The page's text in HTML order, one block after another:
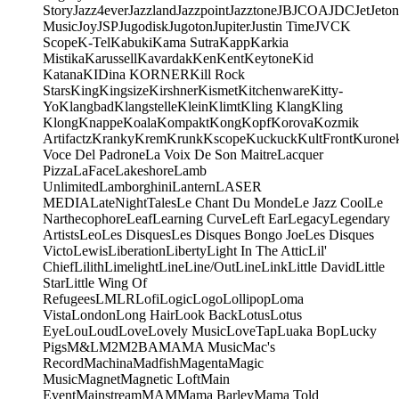
StoryJazz4everJazzlandJazzpointJazztoneJBJCOAJDCJetJeton
MusicJoyJSPJugodiskJugotonJupiterJustin TimeJVCK
ScopeK-TelKabukiKama SutraKappKarkia
MistikaKarussellKavardakKenKentKeytoneKid
KatanaKIDina KORNERKill Rock
StarsKingKingsizeKirshnerKismetKitchenwareKitty-
YoKlangbadKlangstelleKleinKlimtKling KlangKling
KlongKnappeKoalaKompaktKongKopfKorovaKozmik
ArtifactzKrankyKremKrunkKscopeKuckuckKultFront
Voce Del PadroneLa Voix De Son MaitreLacquer
PizzaLaFaceLakeshoreLamb
UnlimitedLamborghiniLanternLASER
MEDIALateNightTalesLe Chant Du MondeLe Jazz CoolLe
NarthecophoreLeafLearning CurveLeft EarLegacyLegendary
ArtistsLeoLes DisquesLes Disques Bongo JoeLes Disques
VictoLewisLiberationLibertyLight In The AtticLil'
ChiefLilithLimelightLineLine/OutLineLinkLittle DavidLittle
StarLittle Wing Of
RefugeesLMLRLofiLogicLogoLollipopLoma
VistaLondonLong HairLook BackLotusLotus
EyeLouLoudLoveLovely MusicLoveTapLuaka BopLucky
PigsM&LM2M2BAMAMA MusicMac's
RecordMachinaMadfishMagentaMagic
MusicMagnetMagnetic LoftMain
EventMainstreamMAMMama BarleyMama Told